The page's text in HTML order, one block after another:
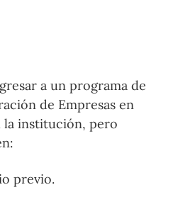
a un programa de
de Empresas en
la institución, pero
previo.